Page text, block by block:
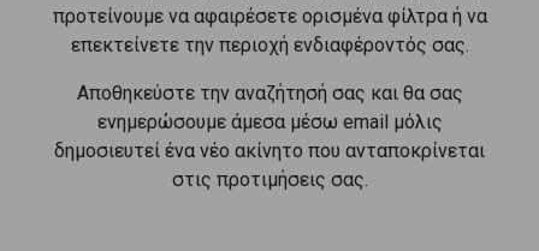
προτείνουμε να αφαιρέσετε ορισμένα φίλτρα ή να
επεκτείνετε την περιοχή ενδιαφέροντός σας.
Αποθηκεύστε την αναζήτησή σας και θα σας
ενημερώσουμε άμεσα μέσω email μόλις
δημοσιευτεί ένα νέο ακίνητο που ανταποκρίνεται
στις προτιμήσεις σας.